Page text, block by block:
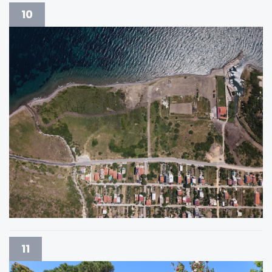
10
11